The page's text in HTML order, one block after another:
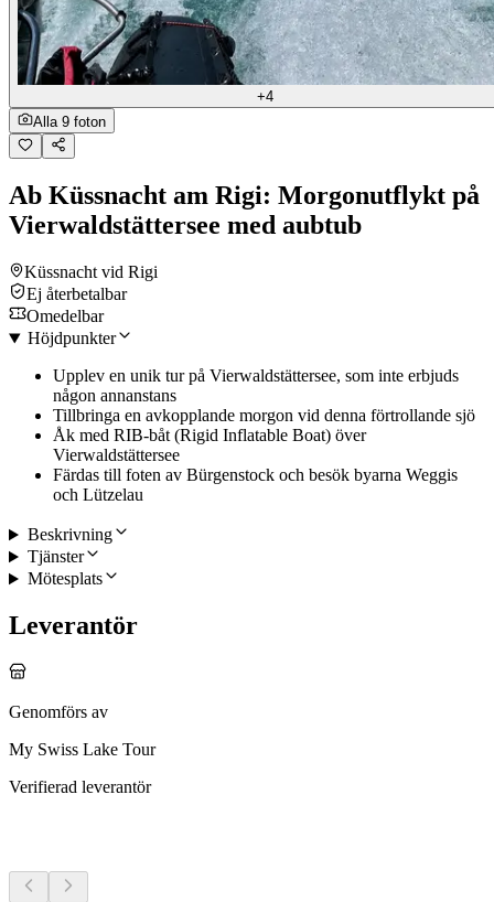
+4
Alla 9 foton
Ab Küssnacht am Rigi: Morgonutflykt på
Vierwaldstättersee med aubtub
Küssnacht vid Rigi
Ej återbetalbar
Omedelbar
Höjdpunkter
Upplev en unik tur på Vierwaldstättersee, som inte erbjuds
någon annanstans
Tillbringa en avkopplande morgon vid denna förtrollande sjö
Åk med RIB-båt (Rigid Inflatable Boat) över
Vierwaldstättersee
Färdas till foten av Bürgenstock och besök byarna Weggis
och Lützelau
Beskrivning
Tjänster
Mötesplats
Leverantör
Genomförs av
My Swiss Lake Tour
Verifierad leverantör